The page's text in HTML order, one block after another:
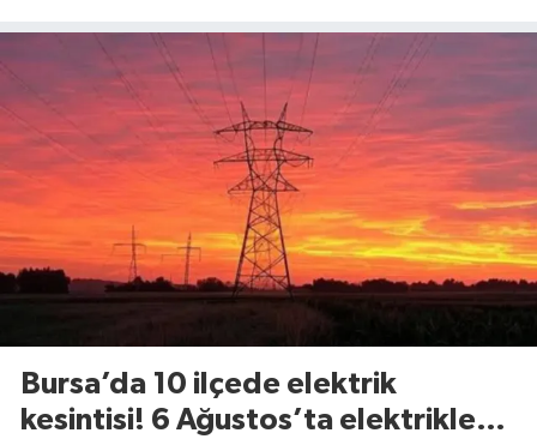
Bursa’da 10 ilçede elektrik
kesintisi! 6 Ağustos’ta elektrikler